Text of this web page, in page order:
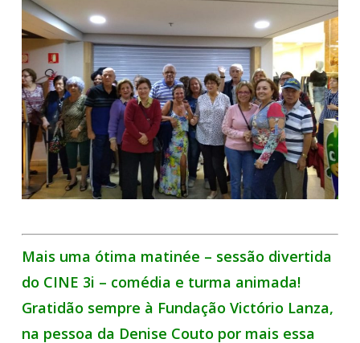
Mais uma ótima matinée – sessão divertida
do CINE 3i – comédia e turma animada!
Gratidão sempre à Fundação Victório Lanza,
na pessoa da Denise Couto por mais essa